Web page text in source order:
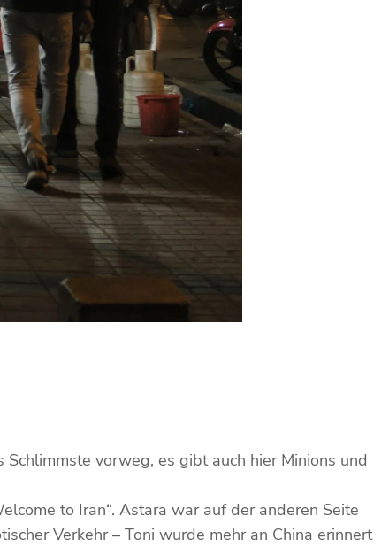
vorweg, es gibt auch hier Minions und
to Iran“. Astara war auf der anderen Seite
Verkehr – Toni wurde mehr an China erinnert